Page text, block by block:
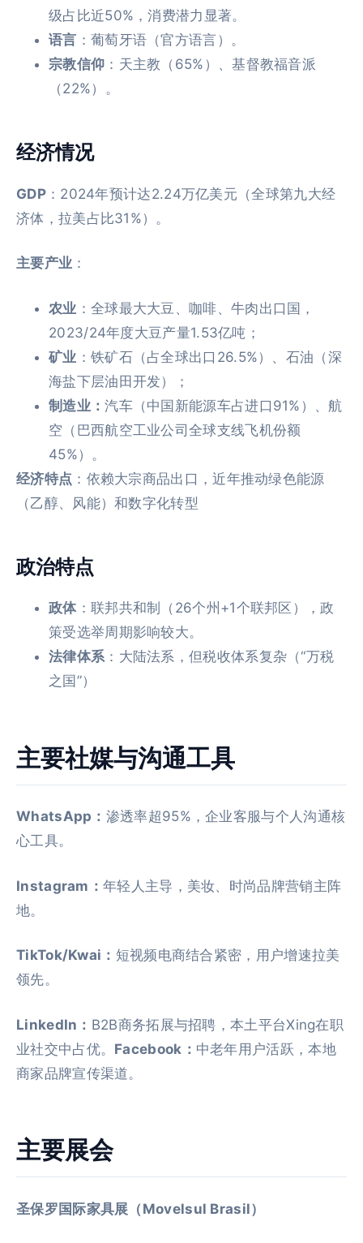
级占比近50%，消费潜力显著。
语言 ：葡萄牙语（官方语言）。
宗教信仰 ：天主教（65%）、基督教福音派
（22%）。
经济情况
GDP：2024年预计达2.24万亿美元（全球第九大经
济体，拉美占比31%）。
主要产业 ：
农业 ：全球最大大豆、咖啡、牛肉出口国，
2023/24年度大豆产量1.53亿吨；
矿业 ：铁矿石（占全球出口26.5%）、石油（深
海盐下层油田开发）；
制造业：汽车（中国新能源车占进口91%）、航
空（巴西航空工业公司全球支线飞机份额
45%）。
经济特点 ：依赖大宗商品出口，近年推动绿色能源
（乙醇、风能）和数字化转型
政治特点
政体：联邦共和制（26个州+1个联邦区），政
策受选举周期影响较大。
法律体系：大陆法系，但税收体系复杂（“万税
之国”）
主要社媒与沟通工具
WhatsApp： 渗透率超95%，企业客服与个人沟通核
心工具。
Instagram： 年轻人主导，美妆、时尚品牌营销主阵
地。
TikTok/Kwai： 短视频电商结合紧密，用户增速拉美
领先。
LinkedIn： B2B商务拓展与招聘，本土平台Xing在职
业社交中占优。 Facebook： 中老年用户活跃，本地
商家品牌宣传渠道。
主要展会
圣保罗国际家具展（Movelsul Brasil）